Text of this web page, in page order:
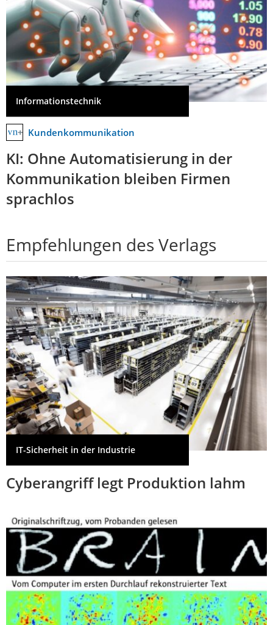
Informationstechnik
Kundenkommunikation
KI: Ohne Automatisierung in der
Kommunikation bleiben Firmen
sprachlos
Empfehlungen des Verlags
IT-Sicherheit in der Industrie
Cyberangriff legt Produktion lahm